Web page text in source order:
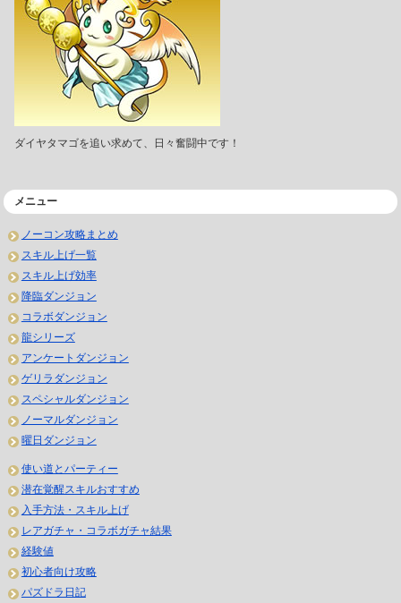
ダイヤタマゴを追い求めて、日々奮闘中です！
メニュー
ノーコン攻略まとめ
スキル上げ一覧
スキル上げ効率
降臨ダンジョン
コラボダンジョン
龍シリーズ
アンケートダンジョン
ゲリラダンジョン
スペシャルダンジョン
ノーマルダンジョン
曜日ダンジョン
使い道とパーティー
潜在覚醒スキルおすすめ
入手方法・スキル上げ
レアガチャ・コラボガチャ結果
経験値
初心者向け攻略
パズドラ日記